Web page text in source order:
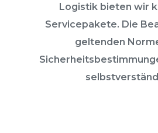
Logistik bieten wir
Servicepakete. Die
geltenden